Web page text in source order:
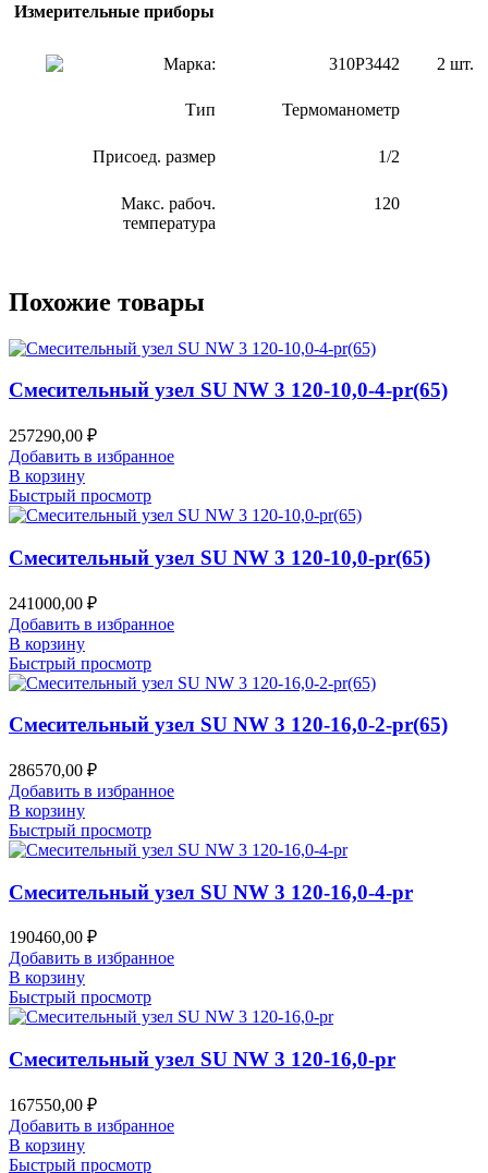
Измерительные приборы
Марка: 310P3442 2 шт.
Тип Термоманометр
Присоед. размер 1/2
Макс. рабоч.
температура
120
Похожие товары
Смесительный узел SU NW 3 120-10,0-4-pr(65)
257290,00 ₽
Добавить в избранное
В корзину
Быстрый просмотр
Смесительный узел SU NW 3 120-10,0-pr(65)
241000,00 ₽
Добавить в избранное
В корзину
Быстрый просмотр
Смесительный узел SU NW 3 120-16,0-2-pr(65)
286570,00 ₽
Добавить в избранное
В корзину
Быстрый просмотр
Смесительный узел SU NW 3 120-16,0-4-pr
190460,00 ₽
Добавить в избранное
В корзину
Быстрый просмотр
Смесительный узел SU NW 3 120-16,0-pr
167550,00 ₽
Добавить в избранное
В корзину
Быстрый просмотр